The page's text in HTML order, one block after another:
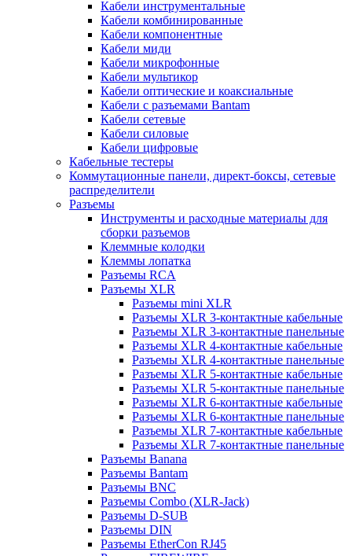
Кабели инструментальные
Кабели комбинированные
Кабели компонентные
Кабели миди
Кабели микрофонные
Кабели мультикор
Кабели оптические и коаксиальные
Кабели с разъемами Bantam
Кабели сетевые
Кабели силовые
Кабели цифровые
Кабельные тестеры
Коммутационные панели, директ-боксы, сетевые
распределители
Разъемы
Инструменты и расходные материалы для
сборки разъемов
Клеммные колодки
Клеммы лопатка
Разъемы RCA
Разъемы XLR
Разъемы mini XLR
Разъемы XLR 3-контактные кабельные
Разъемы XLR 3-контактные панельные
Разъемы XLR 4-контактные кабельные
Разъемы XLR 4-контактные панельные
Разъемы XLR 5-контактные кабельные
Разъемы XLR 5-контактные панельные
Разъемы XLR 6-контактные кабельные
Разъемы XLR 6-контактные панельные
Разъемы XLR 7-контактные кабельные
Разъемы XLR 7-контактные панельные
Разъемы Banana
Разъемы Bantam
Разъемы BNC
Разъемы Combo (XLR-Jack)
Разъемы D-SUB
Разъемы DIN
Разъемы EtherCon RJ45